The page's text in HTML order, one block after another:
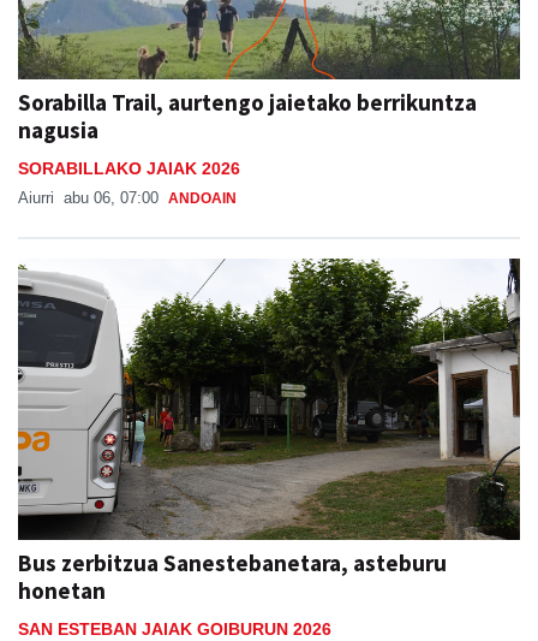
Sorabilla Trail, aurtengo jaietako berrikuntza
nagusia
SORABILLAKO JAIAK 2026
Aiurri abu 06, 07:00 ANDOAIN
Bus zerbitzua Sanestebanetara, asteburu
honetan
SAN ESTEBAN JAIAK GOIBURUN 2026